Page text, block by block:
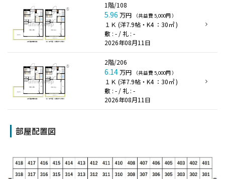
1階/108
5.96 万円 （共益費 5,000円 ）
１Ｋ (洋7.9帖・K4 ：30㎡ )
敷 : - / 礼 : -
2026年08月11日
2階/206
6.14万円 （共益費 5,000円 ）
１Ｋ (洋7.9帖・K4 ：30㎡ )
敷 : - / 礼 : -
2026年08月11日
部屋配置図